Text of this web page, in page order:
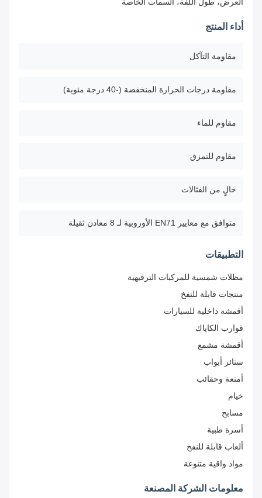
العرض، طول اللفة، السمات الخاصة
أداء المنتج
مقاومة التآكل
مقاومة درجات الحرارة المنخفضة (-40 درجة مئوية)
مقاوم للماء
مقاوم للتمزق
خالٍ من الفثالات
متوافق مع معايير EN71 الأوروبية لـ 8 معادن ثقيلة
التطبيقات
مظلات شمسية للمركبات الترفيهية
منتجات قابلة للنفخ
أقمشة داخلية للسيارات
قوارب الكاياك
أقمشة مشمع
ستائر أبواب
أمتعة وحقائب
خيام
مسابح
أسرة طبية
ألعاب قابلة للنفخ
مواد واقية متنوعة
معلومات الشركة المصنعة